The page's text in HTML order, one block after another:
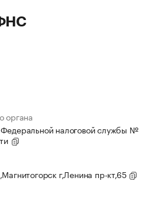
органа
налоговой службы №
г,Ленина пр-кт,65